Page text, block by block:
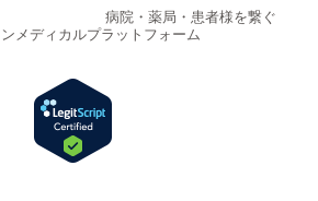
病院・薬局・患者様を繋ぐ
メディカルプラットフォーム